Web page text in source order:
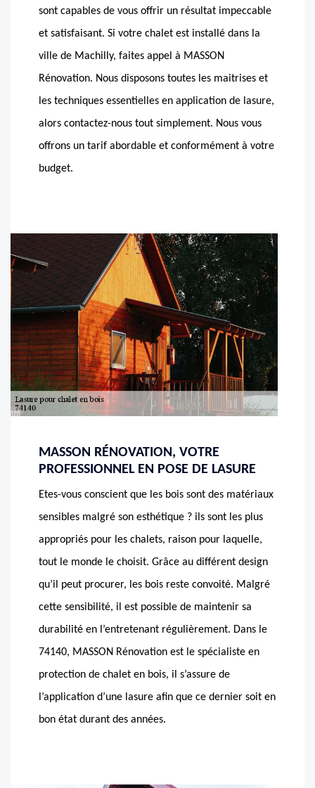
sont capables de vous offrir un résultat impeccable
et satisfaisant. Si votre chalet est installé dans la
ville de Machilly, faites appel à MASSON
Rénovation. Nous disposons toutes les maitrises et
les techniques essentielles en application de lasure,
alors contactez-nous tout simplement. Nous vous
offrons un tarif abordable et conformément à votre
budget.
MASSON RÉNOVATION, VOTRE
PROFESSIONNEL EN POSE DE LASURE
Etes-vous conscient que les bois sont des matériaux
sensibles malgré son esthétique ? ils sont les plus
appropriés pour les chalets, raison pour laquelle,
tout le monde le choisit. Grâce au différent design
qu’il peut procurer, les bois reste convoité. Malgré
cette sensibilité, il est possible de maintenir sa
durabilité en l’entretenant régulièrement. Dans le
74140, MASSON Rénovation est le spécialiste en
protection de chalet en bois, il s’assure de
l’application d’une lasure afin que ce dernier soit en
bon état durant des années.